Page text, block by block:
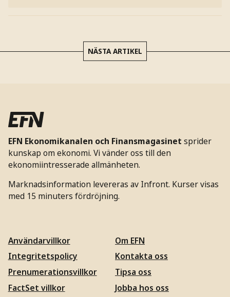
NÄSTA ARTIKEL
EFN Ekonomikanalen och Finansmagasinet sprider
kunskap om ekonomi. Vi vänder oss till den
ekonomiintresserade allmänheten.
Marknadsinformation levereras av Infront. Kurser visas
med 15 minuters fördröjning.
Användarvillkor
Integritetspolicy
Prenumerationsvillkor
FactSet villkor
Om EFN
Kontakta oss
Tipsa oss
Jobba hos oss